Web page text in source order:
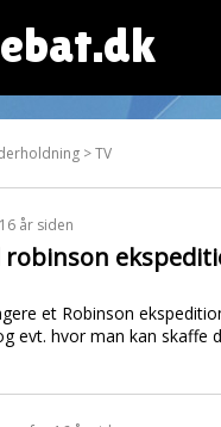
> TV
år siden
et Robinson
evt. hvor man kan skaffe